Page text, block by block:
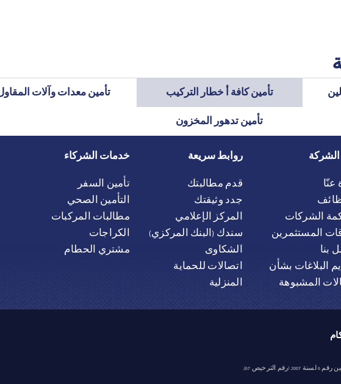
تأمين كافة أ خطار التركيب تأمين معدات وآلات
تأمين تدهور المخزون
عنّا
الشركات
المستثمرين
بنا
البلاغات بشأن
المشبوهة
روابط سريعة
قدم مطالبتك
جدد وثيقتك
المركز الإعلامي
سندك (البنك المركزي)
الشكاوى
اتصالات للحماية
المنزلية
خدمات الشركاء
تأمين السفر
التأمين الصحي
مطالبات المركبات
الكراجات
مشتري الحطام
67).